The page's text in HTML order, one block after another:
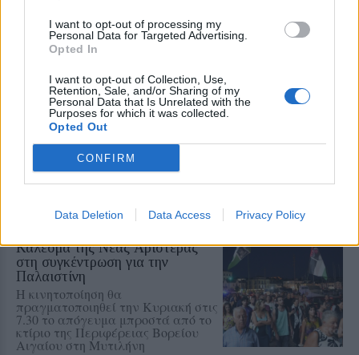
I want to opt-out of processing my
Personal Data for Targeted Advertising.
Opted In
I want to opt-out of Collection, Use,
Retention, Sale, and/or Sharing of my
Personal Data that Is Unrelated with the
Purposes for which it was collected.
Opted Out
CONFIRM
Data Deletion Data Access Privacy Policy
Παρασκευή 7 Αυγούστου
Με λαμπρότητα η Μεταμόρφωση
του Σωτήρος στον Κάτω Τρίτο
Πλήθος κόσμου συμμετείχε στο
διήμερο θρησκευτικών και
πολιτιστικών εκδηλώσεων του
Συλλόγου Πελοποννησίων Λέσβου
«Ο Μωριάς»
Κάλεσμα της Νέας Αριστεράς
στη συγκέντρωση για την
Παλαιστίνη
Η κινητοποίηση θα
πραγματοποιηθεί την Κυριακή στις
7.30 το απόγευμα μπροστά από το
κτίριο της Περιφέρειας Βορείου
Αιγαίου στη Μυτιλήνη